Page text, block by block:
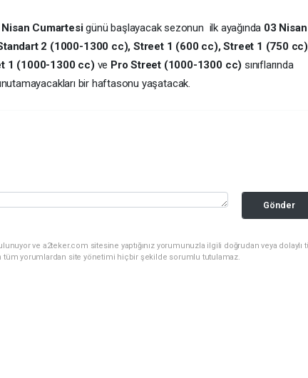
Nisan Cumartesigünü başlayacak sezonun ilk ayağında 03 Nisan
2 (1000-1300 cc), Street 1 (600 cc), Street 1 (750
1 (1000-1300 cc) ve Pro Street (1000-1300 cc) sınıflarında
bir haftasonu yaşatacak.
Gönder
ve a2teker.com sitesine yaptığınız yorumunuzla ilgili doğrudan veya dolaylı
tüm yorumlardan site yönetimi hiçbir şekilde sorumlu tutulamaz.